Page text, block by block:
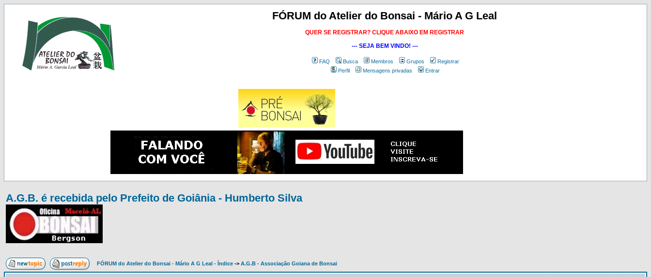
FÓRUM do Atelier do Bonsai - Mário A G Leal
QUER SE REGISTRAR? CLIQUE ABAIXO EM REGISTRAR
--- SEJA BEM VINDO! ---
FAQ Busca Membros Grupos
Registrar
Perfil
Mensagens privadas Entrar
A.G.B. é recebida pelo Prefeito de Goiânia - Humberto Silva
FÓRUM do Atelier do Bonsai - Mário A G Leal - Índice -> A.G.B - Associação Goiana de Bonsai